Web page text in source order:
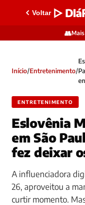
Voltar ▷
👥
Início/Entretenimento/
ENTRETENIMENTO
Eslovênia
em São
fez deixar
A influenciadora
26, aproveitou a
curtir momento.